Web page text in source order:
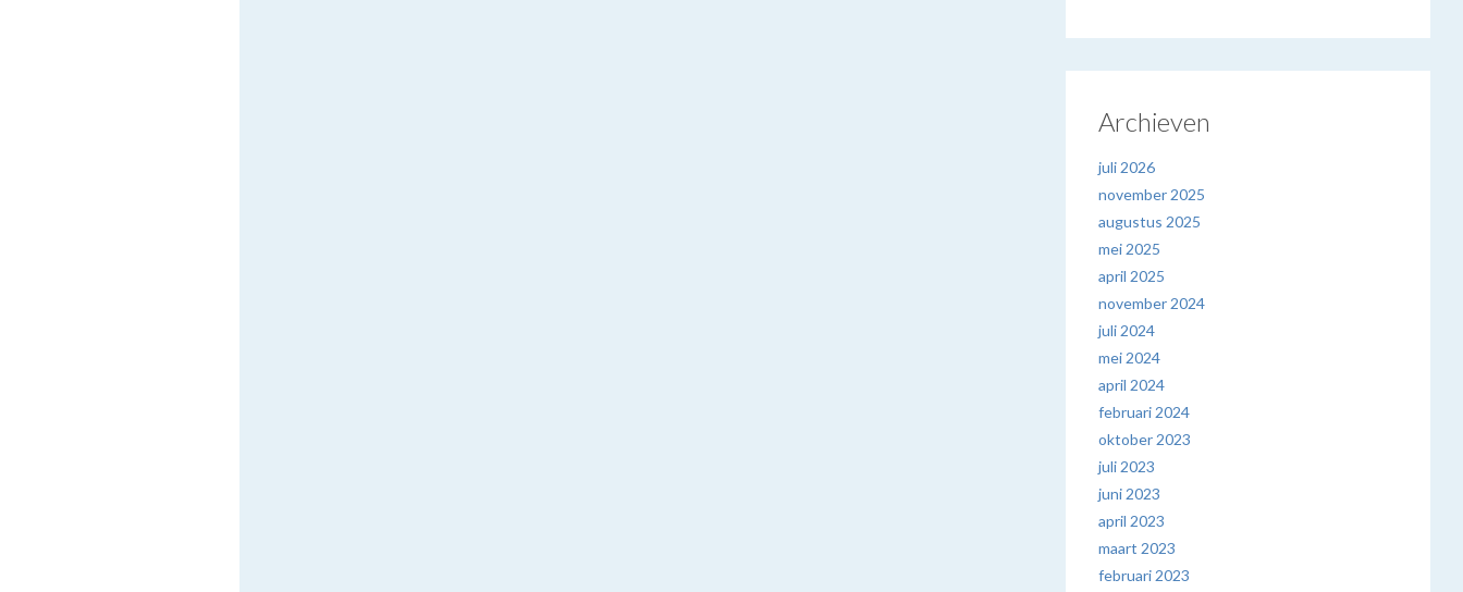
Archieven
juli 2026
november 2025
augustus 2025
mei 2025
april 2025
november 2024
juli 2024
mei 2024
april 2024
februari 2024
oktober 2023
juli 2023
juni 2023
april 2023
maart 2023
februari 2023